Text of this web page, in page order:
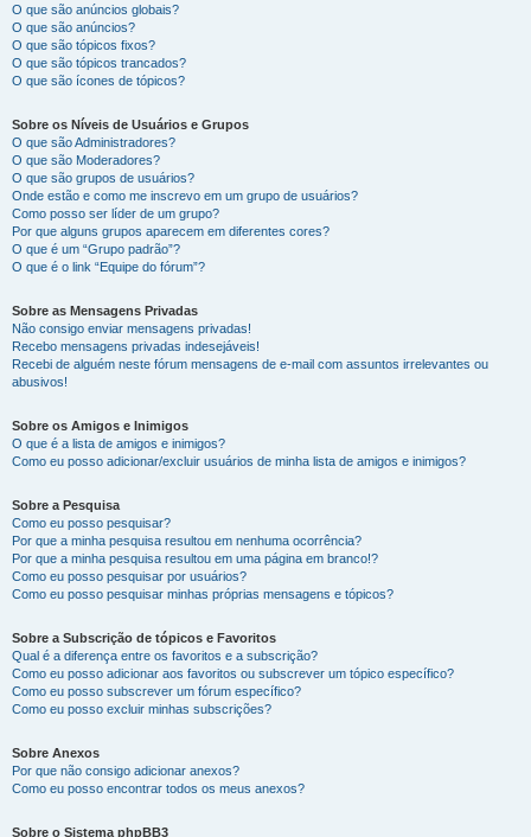
O que são anúncios globais?
O que são anúncios?
O que são tópicos fixos?
O que são tópicos trancados?
O que são ícones de tópicos?
Sobre os Níveis de Usuários e Grupos
O que são Administradores?
O que são Moderadores?
O que são grupos de usuários?
Onde estão e como me inscrevo em um grupo de usuários?
Como posso ser líder de um grupo?
Por que alguns grupos aparecem em diferentes cores?
O que é um “Grupo padrão”?
O que é o link “Equipe do fórum”?
Sobre as Mensagens Privadas
Não consigo enviar mensagens privadas!
Recebo mensagens privadas indesejáveis!
Recebi de alguém neste fórum mensagens de e-mail com assuntos irrelevantes ou
abusivos!
Sobre os Amigos e Inimigos
O que é a lista de amigos e inimigos?
Como eu posso adicionar/excluir usuários de minha lista de amigos e inimigos?
Sobre a Pesquisa
Como eu posso pesquisar?
Por que a minha pesquisa resultou em nenhuma ocorrência?
Por que a minha pesquisa resultou em uma página em branco!?
Como eu posso pesquisar por usuários?
Como eu posso pesquisar minhas próprias mensagens e tópicos?
Sobre a Subscrição de tópicos e Favoritos
Qual é a diferença entre os favoritos e a subscrição?
Como eu posso adicionar aos favoritos ou subscrever um tópico específico?
Como eu posso subscrever um fórum específico?
Como eu posso excluir minhas subscrições?
Sobre Anexos
Por que não consigo adicionar anexos?
Como eu posso encontrar todos os meus anexos?
Sobre o Sistema phpBB3